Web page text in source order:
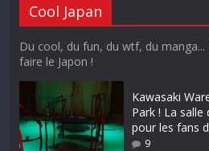
Cool Japan
Du cool, du fun, du wtf, du
faire le Japon !
Kawasaki
Park ! La salle
pour les fans
9